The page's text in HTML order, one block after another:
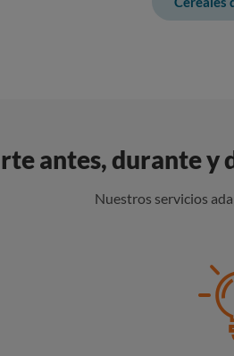
antes, durante y
Nuestros servicios